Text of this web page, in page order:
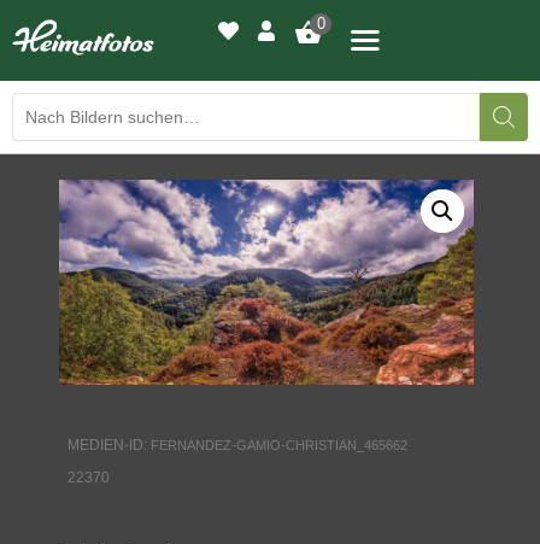
0
BILDERGALERIE
DRUCKQUALITÄTEN
LED-LEUCHTBILDER
WIR DRUCKEN IHR BILD
MEDIEN-ID: FERNANDEZ-GAMIO-CHRISTIAN_465662
22370